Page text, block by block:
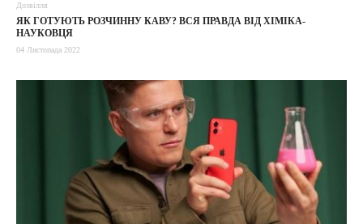
Дозвілля
ЯК ГОТУЮТЬ РОЗЧИННУ КАВУ? ВСЯ ПРАВДА ВІД ХІМІКА-
НАУКОВЦЯ
04 Листопада 2022